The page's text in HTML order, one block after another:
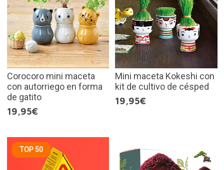
Corocoro mini maceta
con autorriego en forma
de gatito
19,95€
Mini maceta Kokeshi con
kit de cultivo de césped
19,95€
TOP 50